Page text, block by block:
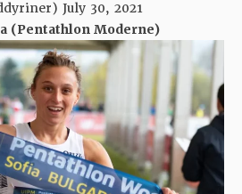
July 30, 2021
(Pentathlon Moderne)